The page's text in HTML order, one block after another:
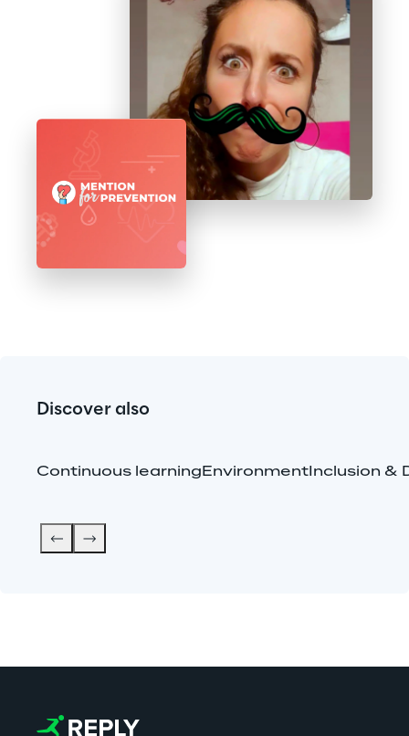
Discover also
Continuous learning Environment Inclusion &